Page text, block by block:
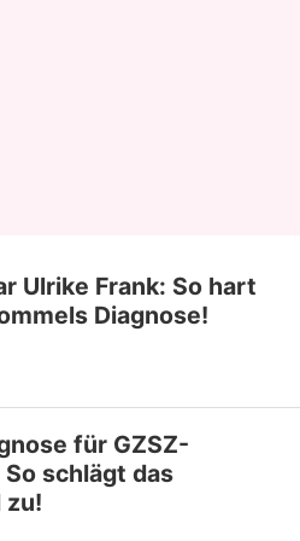
Ulrike Frank: So hart
Diagnose!
für GZSZ-
So schlägt das
zu!